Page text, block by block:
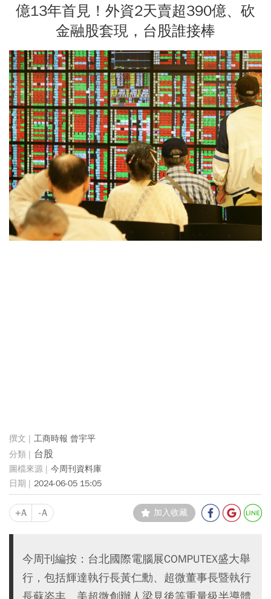
億13年首見！外資2天賣超390億、砍
金融股套現，台股誰接棒
工商時報 曾宇平
台股
今周刊資料庫
2024-06-05 15:05
+A -A 加入收藏
今周刊編按：台北國際電腦展COMPUTEX盛大舉
行，包括輝達執行長黃仁勳、超微董事長暨執行